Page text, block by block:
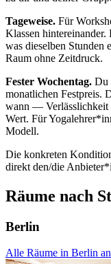
Tageweise. Für
Klassen hintereinander.
was dieselben
Raum ohne Zeitdruck.
Fester Wochentag. Du
monatlichen Festpreis.
wann — Verlässlichkeit
Wert. Für
Modell.
Die konkreten
direkt den/die
Räume nach
Berlin
Alle Räume in Berlin